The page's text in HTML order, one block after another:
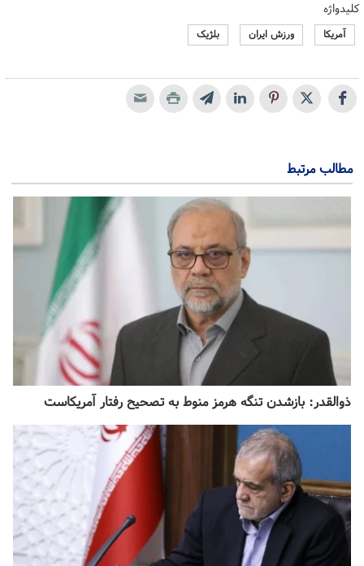
کلیدواژه
آمریکا ورزش ایران بلژیک
مطالب مرتبط
ذوالقدر: بازشدن تنگه هرمز منوط به تصحیح رفتار آمریکاست